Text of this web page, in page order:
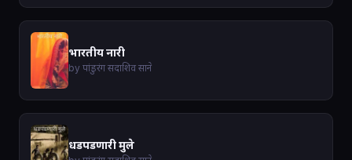
भारतीय नारी
by पांडुरंग सदाशिव साने
धडपडणारी मुले